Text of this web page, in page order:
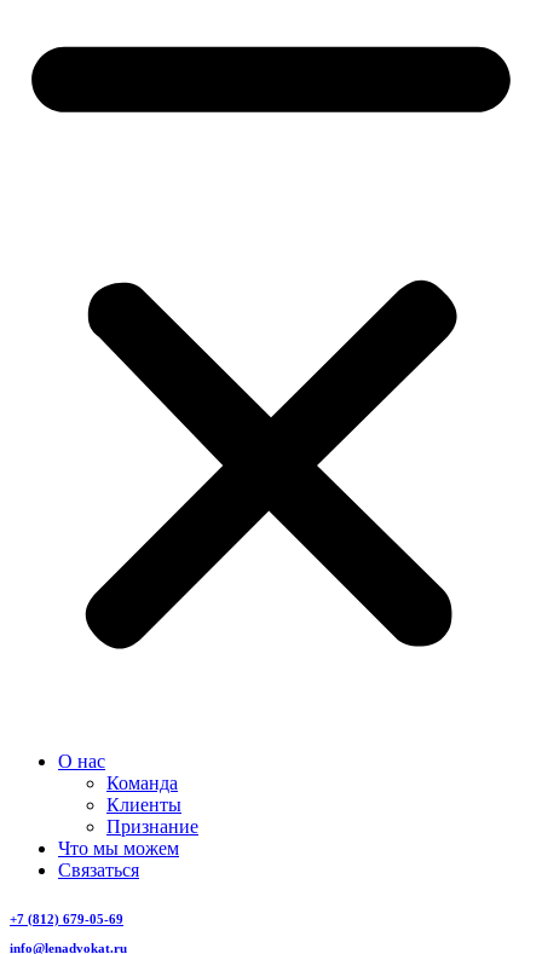
О нас
Команда
Клиенты
Признание
Что мы можем
Связаться
+7 (812) 679-05-69
info@lenadvokat.ru